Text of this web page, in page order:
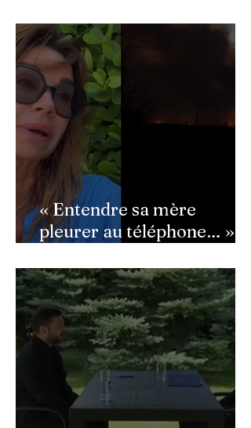
semé la panique dans son
équipe
« Entendre sa mère
pleurer au téléphone… » :
bouleversée par les
incendies du Cap-Ferret,
son témoignage poignant